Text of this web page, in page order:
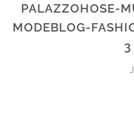
PALAZZOHOSE-
MODEBLOG-
3